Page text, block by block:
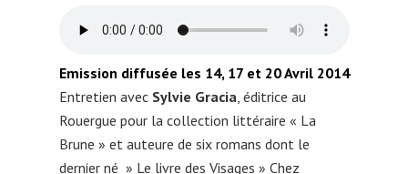
Emission diffusée les 14, 17 et 20 Avril 2014
Entretien avecSylvie Gracia , éditrice au
Rouergue pour la collection littéraire « La
Brune » et auteure de six romans dont le
dernier né » Le livre des Visages » Chez